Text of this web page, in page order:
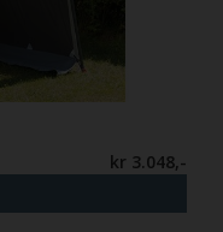
kr 3.048,-